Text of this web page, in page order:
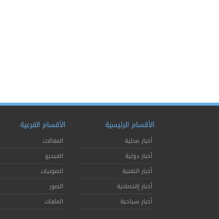
الأقسام الرئيسية
أخبار محلية
أخبار دولية
أخبار التقنية
أخبار إقتصادية
أخبار سياحية
الأقسام الفرعية
المقالات
الفيديو
الصوتيات
الصور
الملفات